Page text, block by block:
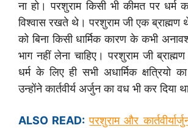
ना हो। परशुराम किसी भी कीमत पर धर्म
विश्वास रखते थे। परशुराम जी एक ब्राह्मण
को बिना किसी धार्मिक कारण के कभी
भाग नहीं लेना चाहिए। परशुराम जी
धर्म के लिए ही सभी अधार्मिक क्षत्रियो
उन्होंने कार्तवीर्य अर्जुन का वध भी कर दिया
ALSO READ: परशुराम और